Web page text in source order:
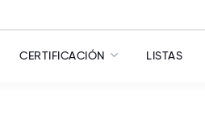
CERTIFICACIÓN LISTAS